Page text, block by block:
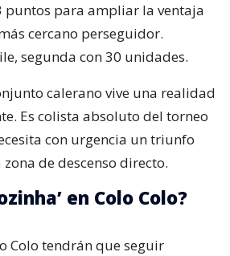
puntos para ampliar la ventaja
cercano perseguidor.
segunda con 30 unidades.
calerano vive una realidad
Es colista absoluto del torneo
con urgencia un triunfo
de descenso directo.
en Colo Colo?
Colo tendrán que seguir